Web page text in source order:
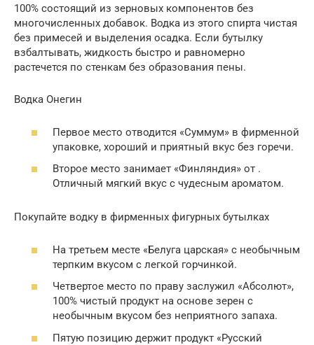
100% состоящий из зерновых компонентов без
многочисленных добавок. Водка из этого спирта чистая
без примесей и выделения осадка. Если бутылку
взбалтывать, жидкость быстро и равномерно
растечется по стенкам без образования пены.
Водка Онегин
Первое место отводится «Суммум» в фирменной
упаковке, хороший и приятный вкус без горечи.
Второе место занимает «Финляндия» от .
Отличный мягкий вкус с чудесным ароматом.
Покупайте водку в фирменных фигурных бутылках
На третьем месте «Белуга царская» с необычным
терпким вкусом с легкой горчинкой.
Четвертое место по праву заслужил «Абсолют»,
100% чистый продукт на основе зерен с
необычным вкусом без неприятного запаха.
Пятую позицию держит продукт «Русский